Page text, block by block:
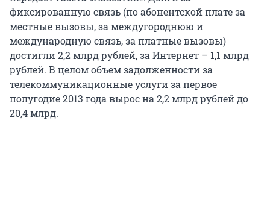
фиксированную связь (по абонентской плате за
местные вызовы, за междугороднюю и
международную связь, за платные вызовы)
достигли 2,2 млрд рублей, за Интернет – 1,1 млрд
рублей. В целом объем задолженности за
телекоммуникационные услуги за первое
полугодие 2013 года вырос на 2,2 млрд рублей до
20,4 млрд.